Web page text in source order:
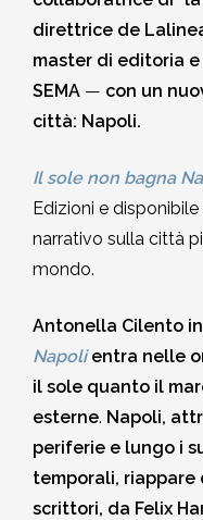
direttrice de
master di editoria
SEMA — con un
città: Napoli.
Il sole non bagna
Edizioni e
narrativo sulla città
mondo.
Antonella Cilento in
Napolientra nelle
il sole quanto il
esterne. Napoli,
periferie e lungo i
temporali,
scrittori, da Felix
2002-2003
2001-2002
Dal 1993 al 2000